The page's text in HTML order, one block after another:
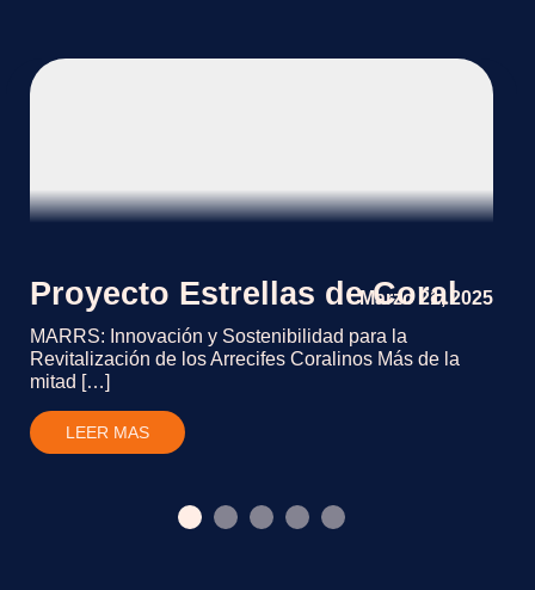
Proyecto Estrellas de Coral
Marzo 21, 2025
MARRS: Innovación y Sostenibilidad para la
Revitalización de los Arrecifes Coralinos Más de la
mitad […]
LEER MAS